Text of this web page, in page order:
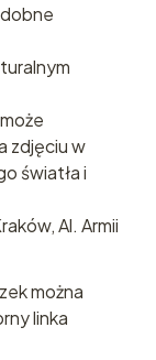
zdjęciu w
światła i
Al. Armii
można
linka